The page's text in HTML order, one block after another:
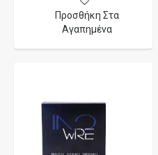
Προσθήκη Στα
Αγαπημένα